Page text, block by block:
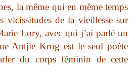
la même qui en même temps
vicissitudes de la vieillesse sur
Lory, avec qui j’ai parlé un
Antjie Krog est le seul poète
du corps féminin de cette